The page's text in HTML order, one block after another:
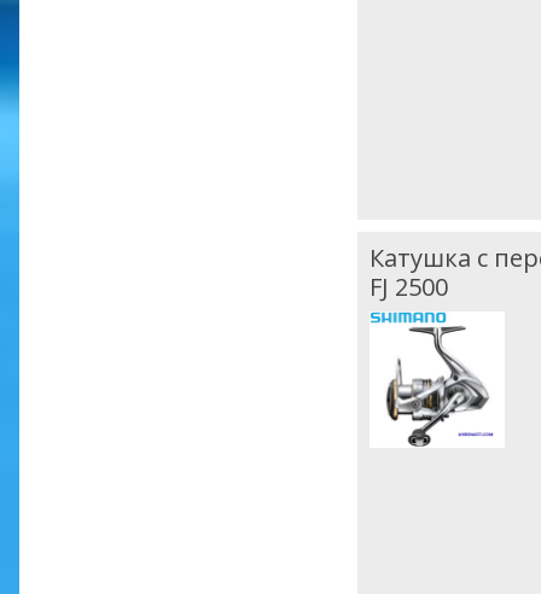
Катушка с
FJ 2500